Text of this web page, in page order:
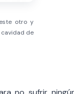
otro y
de